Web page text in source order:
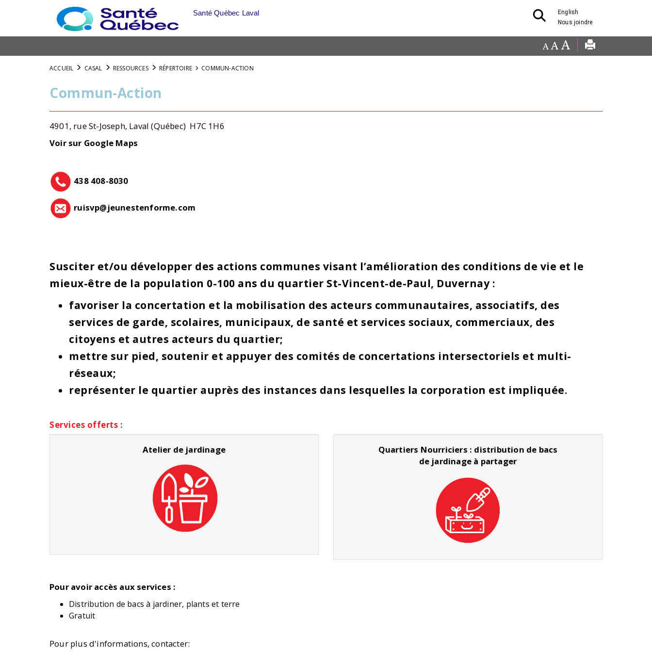
English
Nous joindre
Santé Québec Laval
ACCUEIL CASAL RESSOURCES RÉPERTOIRE COMMUN-ACTION
Commun-Action
4901, rue St-Joseph, Laval (Québec) H7C 1H6
Voir sur Google Maps
438 408-8030
ruisvp@jeunestenforme.com
Susciter et/ou développer des actions communes visant l’amélioration des conditions de vie et le
mieux-être de la population 0-100 ans du quartier St-Vincent-de-Paul, Duvernay :
favoriser la concertation et la mobilisation des acteurs communautaires, associatifs, des
services de garde, scolaires, municipaux, de santé et services sociaux, commerciaux, des
citoyens et autres acteurs du quartier;
mettre sur pied, soutenir et appuyer des comités de concertations intersectoriels et multi-
réseaux;
représenter le quartier auprès des instances dans lesquelles la corporation est impliquée.
Services offerts :
Atelier de jardinage
Quartiers Nourriciers : distribution de bacs
de jardinage à partager
Pour avoir accès aux services :
Distribution de bacs à jardiner, plants et terre
Gratuit
Pour plus d'informations, contacter: